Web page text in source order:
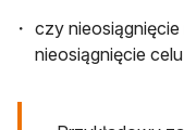
czy
nieosiągnięcie